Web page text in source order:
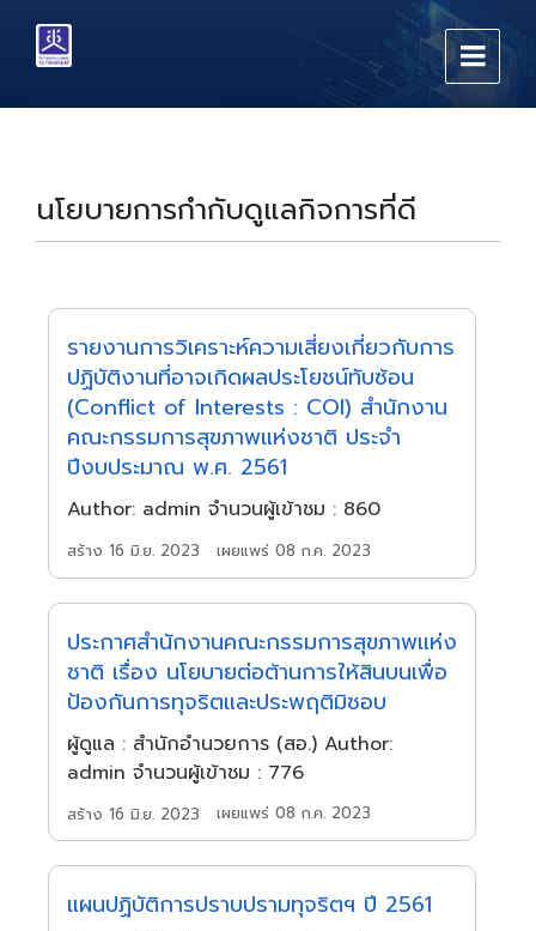
content
main
footer
นโยบายการกำกับดูแลกิจการที่ดี
รายงานการวิเคราะห์ความเสี่ยงเกี่ยวกับการ
ปฏิบัติงานที่อาจเกิดผลประโยชน์ทับซ้อน
(Conflict of Interests : COI) สำนักงาน
คณะกรรมการสุขภาพแห่งชาติ ประจำ
ปีงบประมาณ พ.ศ. 2561
Author: admin จำนวนผู้เข้าชม : 860
สร้าง 16 มิ.ย. 2023 เผยแพร่ 08 ก.ค. 2023
ประกาศสำนักงานคณะกรรมการสุขภาพแห่ง
ชาติ เรื่อง นโยบายต่อต้านการให้สินบนเพื่อ
ป้องกันการทุจริตและประพฤติมิชอบ
ผู้ดูแล : สำนักอำนวยการ (สอ.) Author:
admin จำนวนผู้เข้าชม : 776
สร้าง 16 มิ.ย. 2023 เผยแพร่ 08 ก.ค. 2023
แผนปฏิบัติการปราบปรามทุจริตฯ ปี 2561